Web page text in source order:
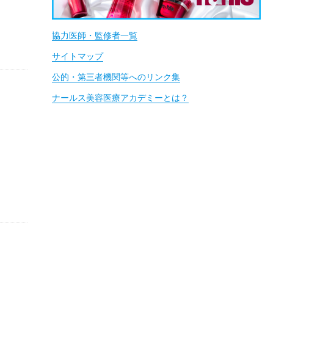
協力医師・監修者一覧
サイトマップ
公的・第三者機関等へのリンク集
ナールス美容医療アカデミーとは？